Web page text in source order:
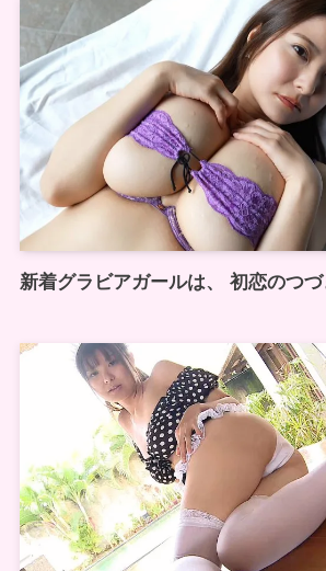
新着グラビアガールは、 初恋のつ